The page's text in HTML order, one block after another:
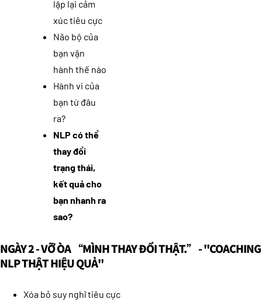
lặp lại cảm
xúc tiêu cực
Não bộ của
bạn vận
hành thế nào
Hành vi của
bạn từ đâu
ra?
NLP có thể
thay đổi
trạng thái,
kết quả cho
bạn nhanh ra
sao?
NGÀY 2 - VỠ ÒA “MÌNH THAY ĐỔI THẬT.” - "COACHING
NLP THẬT HIỆU QUẢ"
Xóa bỏ suy nghĩ tiêu cực